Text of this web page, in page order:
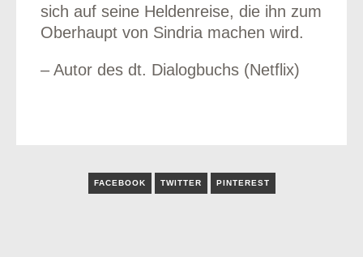
sich auf seine Heldenreise, die ihn zum
Oberhaupt von Sindria machen wird.
– Autor des dt. Dialogbuchs (Netflix)
FACEBOOK TWITTER PINTEREST